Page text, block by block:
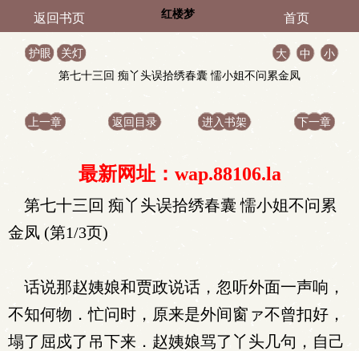
返回书页 红楼梦 首页
护眼 关灯 大 中
小
第七十三回 痴丫头误拾绣春囊 懦小姐不问累金凤
上一章 返回目录 进入书架 下一章
最新网址：wap.88106.la
第七十三回 痴丫头误拾绣春囊 懦小姐不问累
金凤 (第1/3页)
话说那赵姨娘和贾政说话，忽听外面一声响，
不知何物．忙问时，原来是外间窗ァ不曾扣好，
塌了屈戍了吊下来．赵姨娘骂了丫头几句，自己